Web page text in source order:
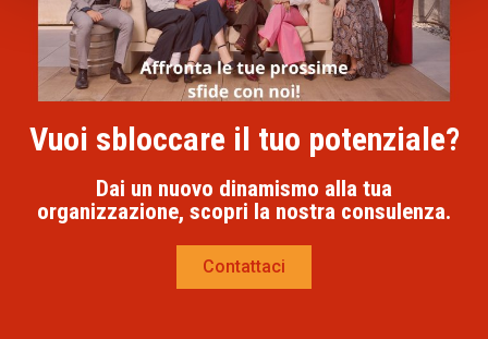
Vuoi sbloccare il tuo potenziale?
Dai un nuovo dinamismo alla tua
organizzazione, scopri la nostra consulenza.
Contattaci